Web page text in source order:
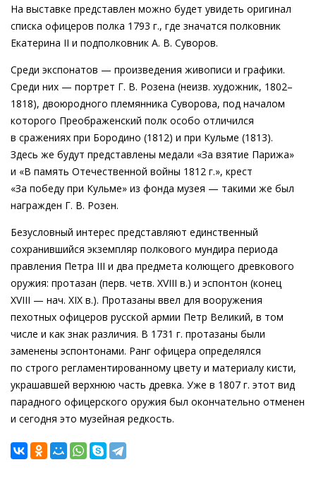
На выставке представлен можно будет увидеть оригинал
списка офицеров полка 1793 г., где значатся полковник
Екатерина II и подполковник А. В. Суворов.
Среди экспонатов — произведения живописи и графики.
Среди них — портрет Г. В. Розена (неизв. художник, 1802–
1818), двоюродного племянника Суворова, под началом
которого Преображенский полк особо отличился
в сражениях при Бородино (1812) и при Кульме (1813).
Здесь же будут представлены медали «За взятие Парижа»
и «В память Отечественной войны 1812 г.», крест
«За победу при Кульме» из фонда музея — такими же был
награжден Г. В. Розен.
Безусловный интерес представляют единственный
сохранившийся экземпляр полкового мундира периода
правления Петра III и два предмета колющего древкового
оружия: протазан (перв. четв. XVIII в.) и эспонтон (конец
XVIII — нач. XIХ в.). Протазаны ввел для вооружения
пехотных офицеров русской армии Петр Великий, в том
числе и как знак различия. В 1731 г. протазаны были
заменены эспонтонами. Ранг офицера определялся
по строго регламентированному цвету и материалу кисти,
украшавшей верхнюю часть древка. Уже в 1807 г. этот вид
парадного офицерского оружия был окончательно отменен
и сегодня это музейная редкость.